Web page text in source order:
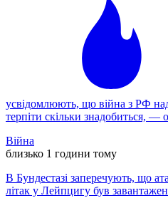
усвідомлюють, що війна з РФ
терпіти скільки знадобиться, —
Війна
близько 1 години тому
В Бундестазі заперечують, що
літак у Лейпцигу був